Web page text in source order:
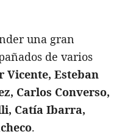
una gran
de varios
Vicente, Esteban
Carlos Converso,
Catía Ibarra,
.